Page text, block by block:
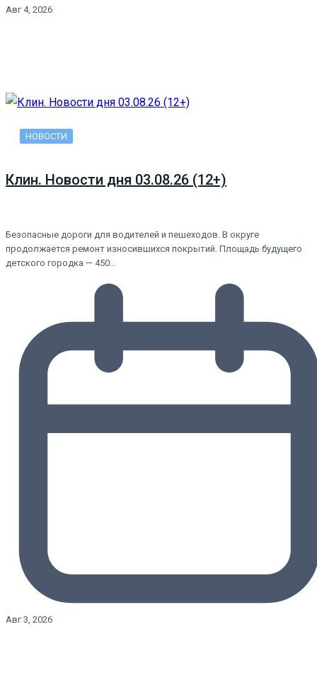
Авг 4, 2026
НОВОСТИ
Клин. Новости дня 03.08.26 (12+)
Безопасные дороги для водителей и пешеходов. В округе
продолжается ремонт износившихся покрытий. Площадь будущего
детского городка — 450…
Авг 3, 2026